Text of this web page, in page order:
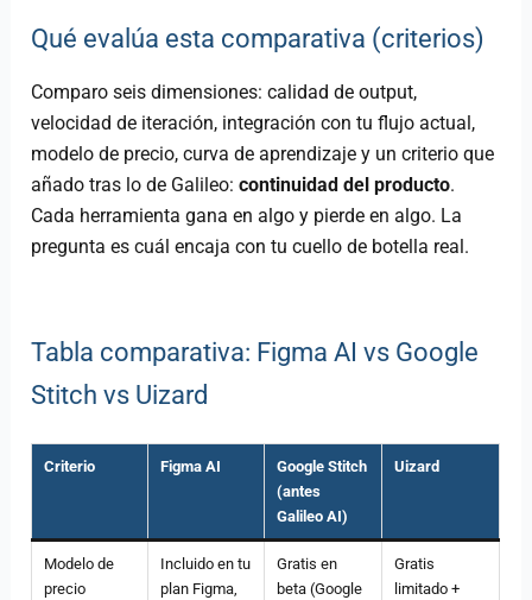
Qué evalúa esta comparativa (criterios)
Comparo seis dimensiones: calidad de output,
velocidad de iteración, integración con tu flujo actual,
modelo de precio, curva de aprendizaje y un criterio que
añado tras lo de Galileo:continuidad del producto.
Cada herramienta gana en algo y pierde en algo. La
pregunta es cuál encaja con tu cuello de botella real.
Tabla comparativa: Figma AI vs Google
Stitch vs Uizard
Criterio Figma AI
Google Stitch
(antes
Galileo AI)
Uizard
Modelo de
precio
Incluido en tu
plan Figma,
Gratis en
beta (Google
Gratis
limitado +